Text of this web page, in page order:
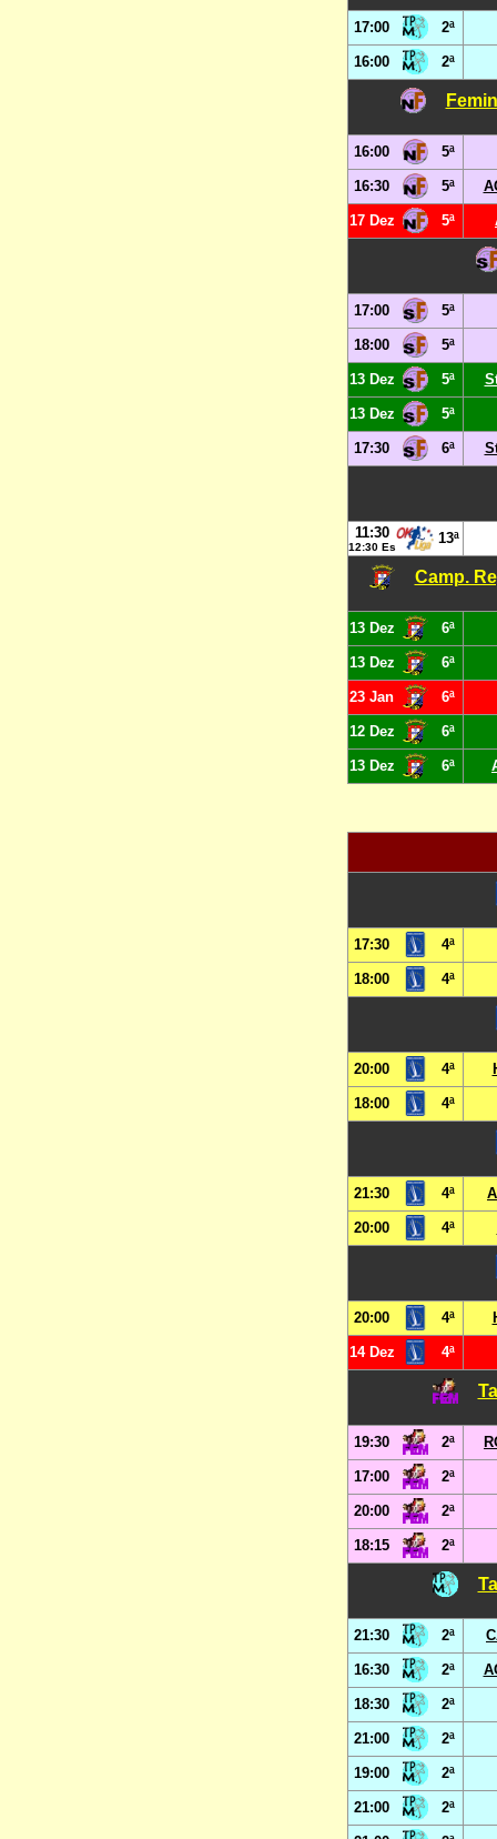
17:00 2ª
16:00 2ª
16:00 5ª
16:30 5ª
17 Dez 5ª
17:00 5ª
18:00 5ª
13 Dez 5ª
13 Dez 5ª
17:30 6ª
11:30
12:30 Es
13ª
Camp.
13 Dez 6ª
13 Dez 6ª
23 Jan 6ª
12 Dez 6ª
13 Dez 6ª
17:30 4ª
18:00 4ª
20:00 4ª
18:00 4ª
21:30 4ª
20:00 4ª
20:00 4ª
14 Dez 4ª
19:30 2ª
17:00 2ª
20:00 2ª
18:15 2ª
21:30 2ª
16:30 2ª
18:30 2ª
21:00 2ª
19:00 2ª
21:00 2ª